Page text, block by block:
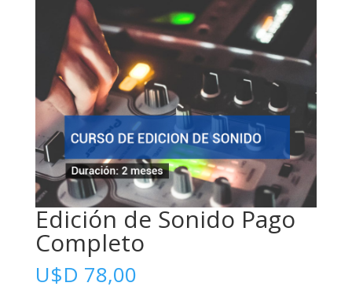
Edición de Sonido Pago
Completo
U$D 78,00